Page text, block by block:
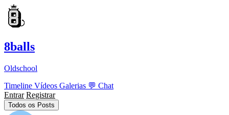
8balls
Oldschool
Timeline Vídeos Galerias 💬 Chat
Entrar Registrar
Todos os Posts